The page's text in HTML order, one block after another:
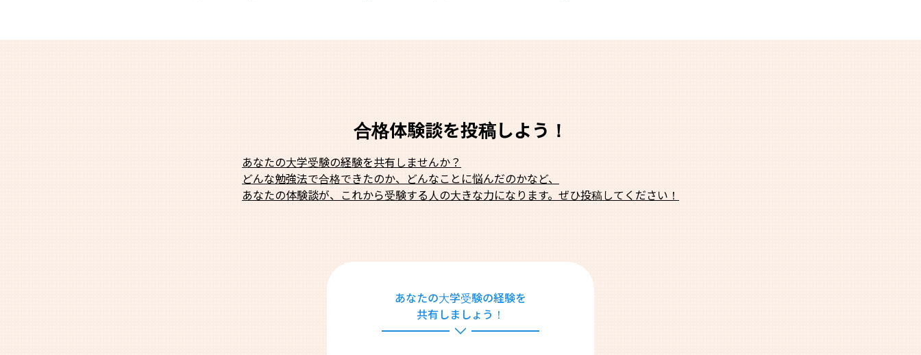
合格体験談を投稿しよう！
あなたの大学受験の経験を共有しませんか？
どんな勉強法で合格できたのか、どんなことに悩んだのかなど、
あなたの体験談が、これから受験する人の大きな力になります。ぜひ投稿してください！
あなたの大学受験の経験を
共有しましょう！